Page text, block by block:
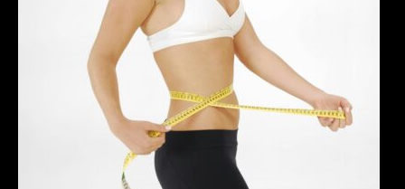
în greutate de până la 22,6% la femei în
perioada menopauzei și reduce la jumătate
riscul de migrene